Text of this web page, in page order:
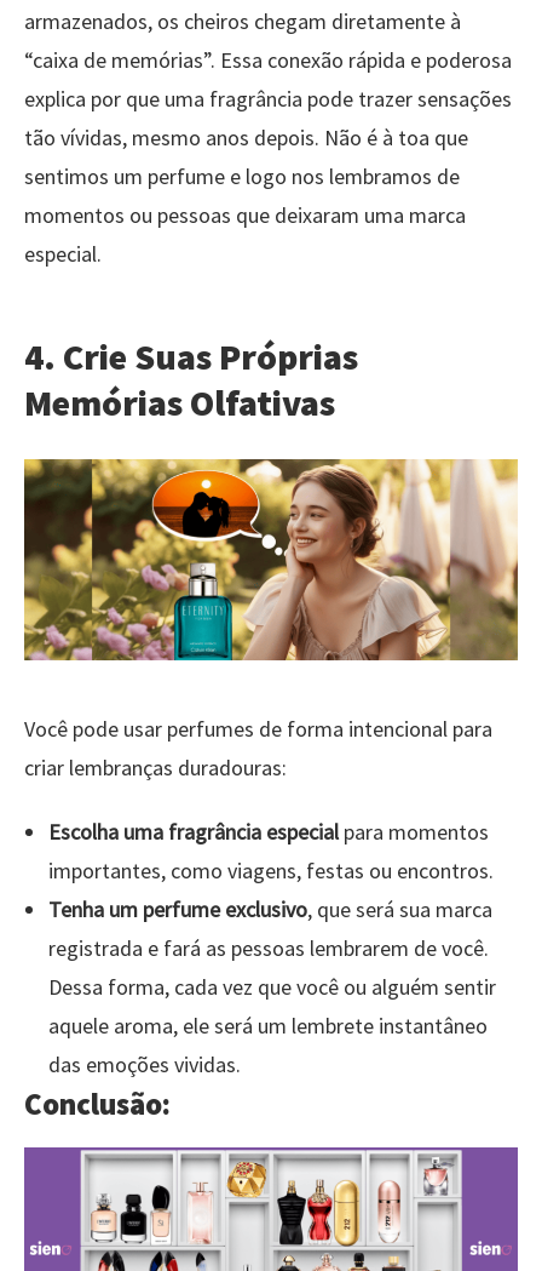
armazenados, os cheiros chegam diretamente à
“caixa de memórias”. Essa conexão rápida e poderosa
explica por que uma fragrância pode trazer sensações
tão vívidas, mesmo anos depois. Não é à toa que
sentimos um perfume e logo nos lembramos de
momentos ou pessoas que deixaram uma marca
especial.
4. Crie Suas Próprias
Memórias Olfativas
Você pode usar perfumes de forma intencional para
criar lembranças duradouras:
Escolha uma fragrância especialpara momentos
importantes, como viagens, festas ou encontros.
Tenha um perfume exclusivo, que será sua marca
registrada e fará as pessoas lembrarem de você.
Dessa forma, cada vez que você ou alguém sentir
aquele aroma, ele será um lembrete instantâneo
das emoções vividas.
Conclusão: